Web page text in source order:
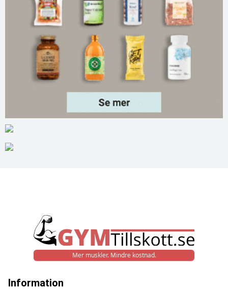
Mer muskler. Mindre kostnad.
Information